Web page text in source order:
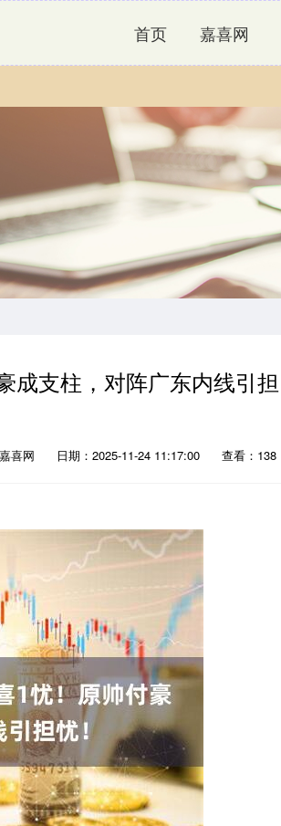
首页 嘉喜网
成支柱，对阵广东内线引担
喜网 日期：2025-11-24 11:17:00 查看：138